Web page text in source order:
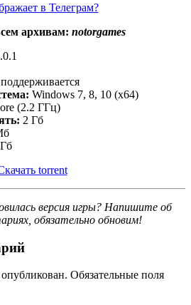
в Телеграм?
архивам: notorgames
Windows 7, 8, 10 (x64)
(2.2 ГГц)
2 Гб
torrent
версия игры? Напишите об
обязательно обновим!
Обязательные поля